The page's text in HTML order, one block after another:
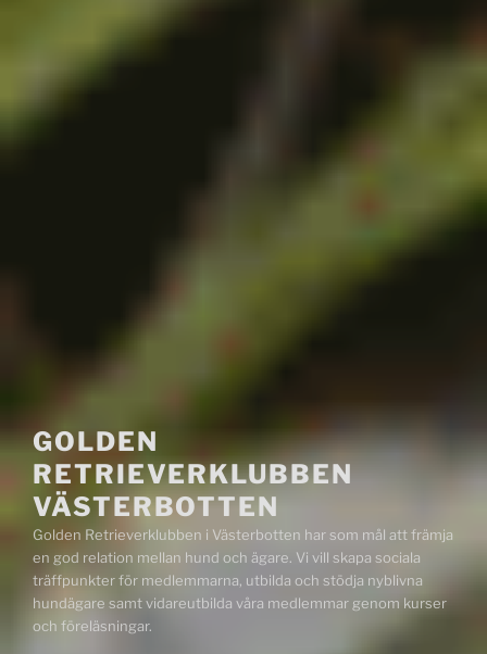
GOLDEN
RETRIEVERKLUBBEN
VÄSTERBOTTEN
Golden Retrieverklubben i Västerbotten har som mål att främja
en god relation mellan hund och ägare. Vi vill skapa sociala
träffpunkter för medlemmarna, utbilda och stödja nyblivna
hundägare samt vidareutbilda våra medlemmar genom kurser
och föreläsningar.